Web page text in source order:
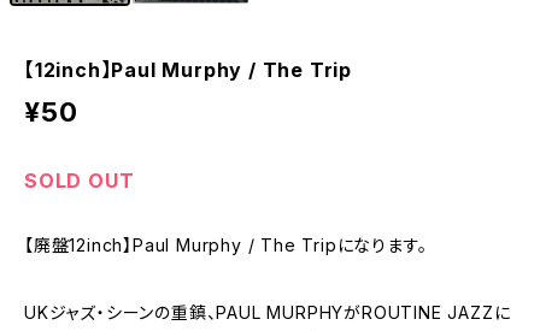
【12inch】Paul Murphy / The Trip
¥50
SOLD OUT
【廃盤12inch】Paul Murphy / The Tripになります。
UKジャズ・シーンの重鎮、PAUL MURPHYがROUTINE JAZZに